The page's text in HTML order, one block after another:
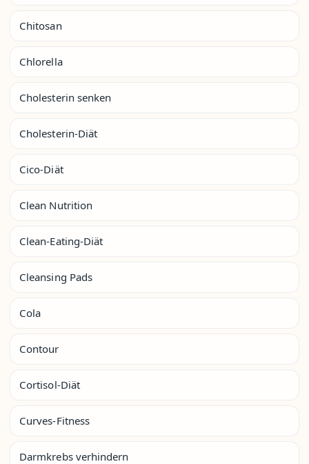
Chitosan
Chlorella
Cholesterin senken
Cholesterin-Diät
Cico-Diät
Clean Nutrition
Clean-Eating-Diät
Cleansing Pads
Cola
Contour
Cortisol-Diät
Curves-Fitness
Darmkrebs verhindern